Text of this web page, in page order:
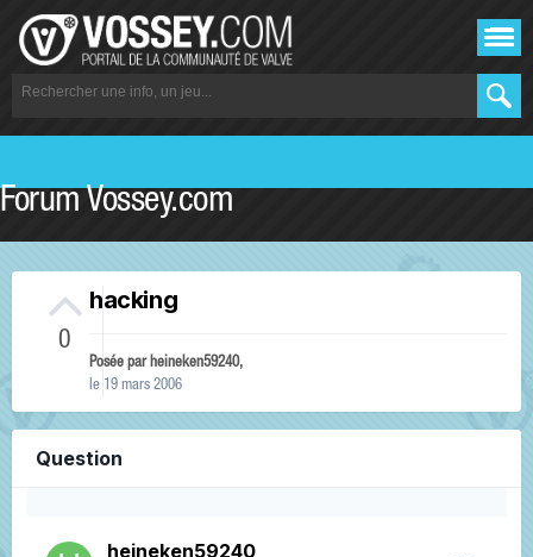
Forum Vossey.com
0
hacking
Posée parheineken59240,
le 19 mars 2006
Question
heineken59240